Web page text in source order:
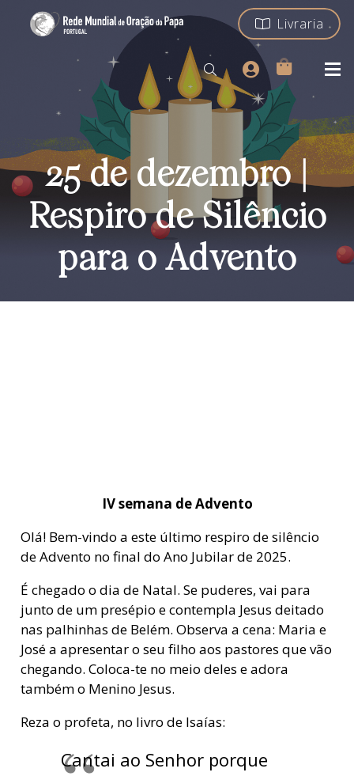
Livraria
25 de dezembro |
Respiro de Silêncio
para o Advento
IV semana de Advento
Olá! Bem-vindo a este último respiro de silêncio
de Advento no final do Ano Jubilar de 2025.
É chegado o dia de Natal. Se puderes, vai para
junto de um presépio e contempla Jesus deitado
nas palhinhas de Belém. Observa a cena: Maria e
José a apresentar o seu filho aos pastores que vão
chegando. Coloca-te no meio deles e adora
também o Menino Jesus.
Reza o profeta, no livro de Isaías:
Cantai ao Senhor porque